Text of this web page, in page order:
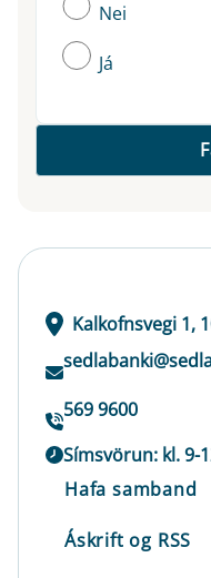
Nei
Já
Kalkofnsvegi 1,
569 9600
Símsvörun: kl. 9-
Hafa samband
Áskrift og RSS